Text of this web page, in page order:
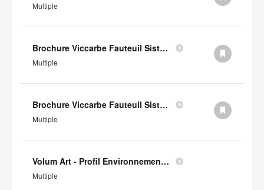
Multiple
Brochure Viccarbe Fauteuil Sistema Legs (en anglais)
Multiple
Brochure Viccarbe Fauteuil Sistema Floor (en anglais)
Multiple
Volum Art - Profil Environnemental Produit
Multiple